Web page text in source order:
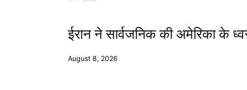
ईरान ने सार्वजनिक की अमेरिका के
August 8, 2026